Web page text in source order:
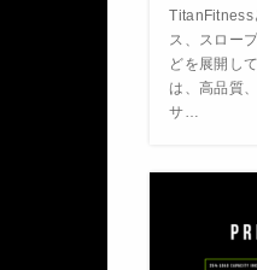
TitanFitness
ス、スロー
どを展開し
は、高品質
サ…